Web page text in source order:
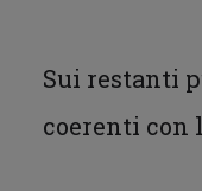
Sui restanti
coerenti con